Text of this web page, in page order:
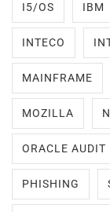
I5/OS IBM
INTECO
MAINFRAME
MOZILLA
ORACLE AUDIT
PHISHING